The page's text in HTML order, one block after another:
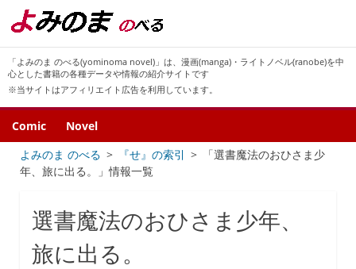
「よみのま のべる(yominoma novel)」は、漫画(manga)・ライトノベル(ranobe)を中
心とした書籍の各種データや情報の紹介サイトです
※当サイトはアフィリエイト広告を利用しています。
Comic
Novel
よみのま のべる
『せ』の索引
「選書魔法のおひさま少
年、旅に出る。」情報一覧
選書魔法のおひさま少年、
旅に出る。